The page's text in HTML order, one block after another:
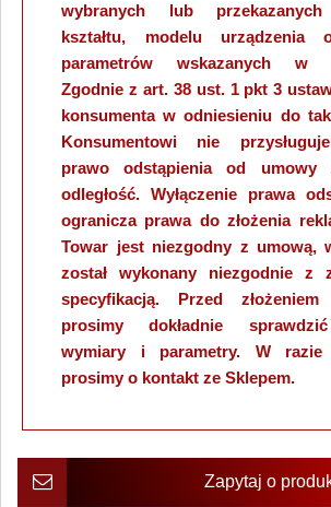
wybranych lub przekazanych
kształtu, modelu urządzenia
parametrów wskazanych w
Zgodnie z art. 38 ust. 1 pkt 3
konsumenta w odniesieniu do
Konsumentowi nie
prawo odstąpienia od umowy
odległość. Wyłączenie prawa
ogranicza prawa do złożenia
Towar jest niezgodny z umową,
został wykonany niezgodnie z
specyfikacją. Przed złożeniem
prosimy dokładnie
wymiary i parametry. W razie
prosimy o kontakt ze Sklepem.
Zapytaj o